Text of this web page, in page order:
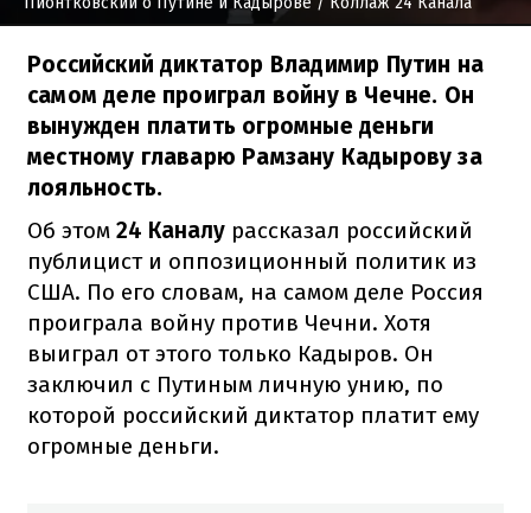
Российский диктатор Владимир Путин на
самом деле проиграл войну в Чечне. Он
вынужден платить огромные деньги
местному главарю Рамзану Кадырову за
лояльность.
Об этом 24 Каналу рассказал российский
публицист и оппозиционный политик из
США. По его словам, на самом деле Россия
проиграла войну против Чечни. Хотя
выиграл от этого только Кадыров. Он
заключил с Путиным личную унию, по
которой российский диктатор платит ему
огромные деньги.